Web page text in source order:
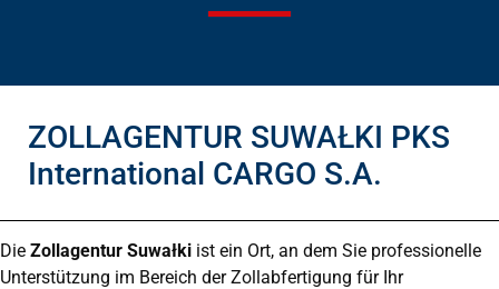
ZOLLAGENTUR SUWAŁKI PKS
International CARGO S.A.
Die Zollagentur Suwałki ist ein Ort, an dem Sie professionelle
Unterstützung im Bereich der Zollabfertigung für Ihr